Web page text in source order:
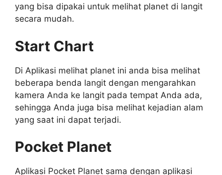
yang bisa dipakai untuk melihat planet di langit
secara mudah.
Start Chart
Di Aplikasi melihat planet ini anda bisa melihat
beberapa benda langit dengan mengarahkan
kamera Anda ke langit pada tempat Anda ada,
sehingga Anda juga bisa melihat kejadian alam
yang saat ini dapat terjadi.
Pocket Planet
Aplikasi Pocket Planet sama dengan aplikasi